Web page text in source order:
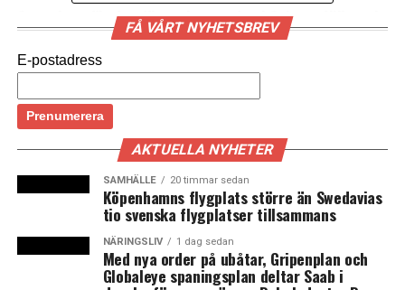
Startskott för den första byggnaden i Science Village i
Lund
Svenska fastighetsbolaget Wihlborgs bygger om kontor
FÅ VÅRT NYHETSBREV
E-postadress
AKTUELLA NYHETER
SAMHÄLLE 20 timmar sedan
Köpenhamns flygplats större än Swedavias
tio svenska flygplatser tillsammans
NÄRINGSLIV 1 dag sedan
Med nya order på ubåtar, Gripenplan och
Globaleye spaningsplan deltar Saab i